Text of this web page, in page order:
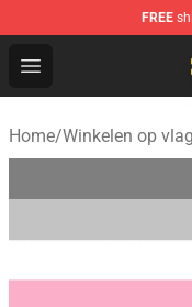
FREE
Open menu
Transgender
Home/Winkelen op